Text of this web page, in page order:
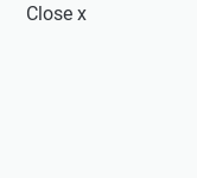
Close x